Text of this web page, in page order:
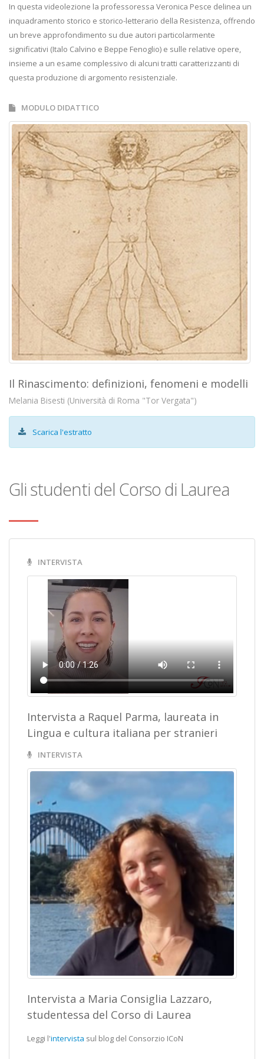
In questa videolezione la professoressa Veronica Pesce delinea un
inquadramento storico e storico-letterario della Resistenza, offrendo
un breve approfondimento su due autori particolarmente
significativi (Italo Calvino e Beppe Fenoglio) e sulle relative opere,
insieme a un esame complessivo di alcuni tratti caratterizzanti di
questa produzione di argomento resistenziale.
MODULO DIDATTICO
Il Rinascimento: definizioni, fenomeni e modelli
Melania Bisesti (Università di Roma "Tor Vergata")
Scarica l'estratto
Gli studenti del Corso di Laurea
INTERVISTA
Intervista a Raquel Parma, laureata in
Lingua e cultura italiana per stranieri
INTERVISTA
Intervista a Maria Consiglia Lazzaro,
studentessa del Corso di Laurea
Leggi l'intervista sul blog del Consorzio ICoN